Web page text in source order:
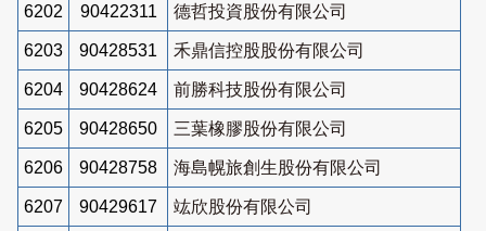
6202 90422311 德哲投資股份有限公司
6203 90428531 禾鼎信控股股份有限公司
6204 90428624 前勝科技股份有限公司
6205 90428650 三葉橡膠股份有限公司
6206 90428758 海島幌旅創生股份有限公司
6207 90429617 竑欣股份有限公司